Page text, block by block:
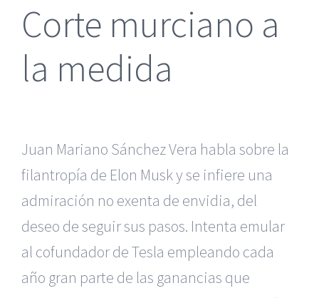
Corte murciano a
la medida
Juan Mariano Sánchez Vera habla sobre la
filantropía de Elon Musk y se infiere una
admiración no exenta de envidia, del
deseo de seguir sus pasos. Intenta emular
al cofundador de Tesla empleando cada
año gran parte de las ganancias que